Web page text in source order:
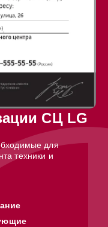
СЦ LG
для
техники и